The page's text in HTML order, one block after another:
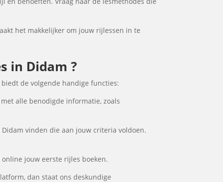
het makkelijker om jouw rijlessen in te
in Didam ?
de volgende handige functies:
alle benodigde informatie, zoals
vinden die aan jouw criteria voldoen.
jouw eerste rijles boeken.
dan staat ons deskundige